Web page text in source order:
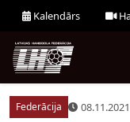
Kalendārs
Federācija